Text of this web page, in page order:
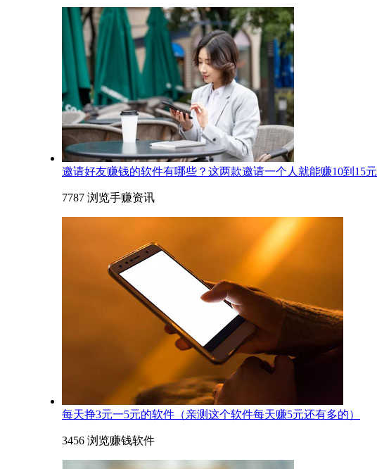
邀请好友赚钱的软件有哪些？这两款邀请一个人就能赚10到15元
7787 浏览手赚资讯
每天挣3元一5元的软件（亲测这个软件每天赚5元还有多的）
3456 浏览赚钱软件